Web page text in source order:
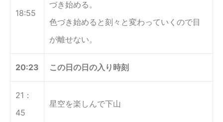
18:55
づき始める。
色づき始めると刻々と変わっていくので目
が離せない。
20:23 この日の日の入り時刻
21：
45
星空を楽しんで下山